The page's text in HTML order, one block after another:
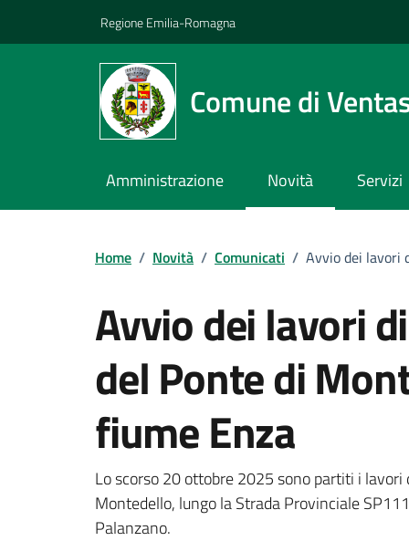
Regione Emilia-Romagna
Comune di
Amministrazione Novità Servizi
Home / Novità / Comunicati / Avvio dei lavori
Avvio dei lavori
del Ponte di
fiume Enza
Dettagli della
Lo scorso 20 ottobre 2025 sono partiti i
Montedello, lungo la Strada Provinciale
Palanzano.